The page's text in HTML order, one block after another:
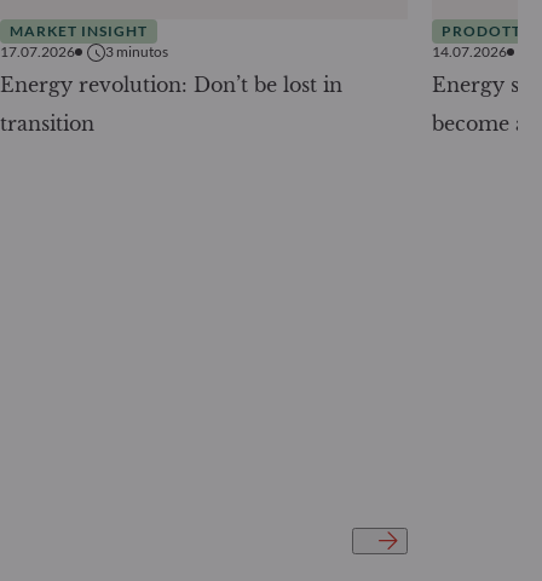
MARKET INSIGHT
17.07.2026
3 minutos
Energy revolution: Don’t be lost in
transition
PRODOTTI
14.07.2026
Energy
become a